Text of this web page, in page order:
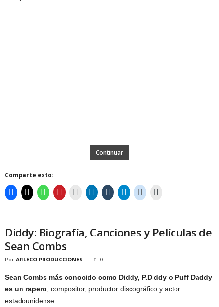
Continuar
Comparte esto:
Diddy: Biografía, Canciones y Películas de
Sean Combs
Por ARLECO PRODUCCIONES 0
Sean Combs más conocido como Diddy, P.Diddy o Puff Daddy
es un rapero , compositor, productor discográfico y actor
estadounidense.